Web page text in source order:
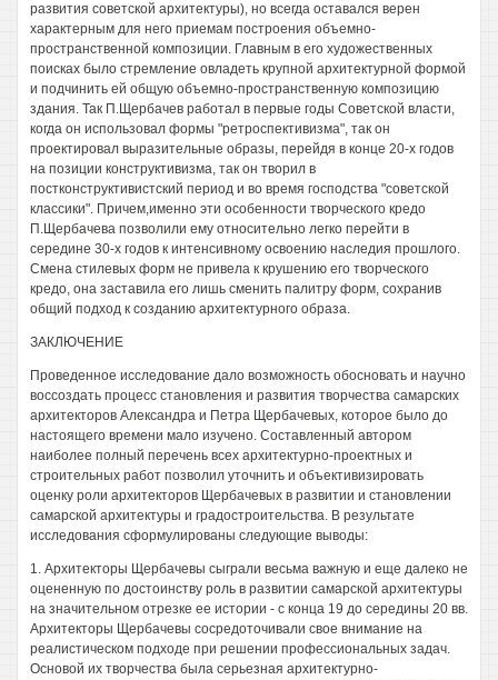
развития советской архитектуры), но всегда оставался верен
характерным для него приемам построения объемно-
пространственной композиции. Главным в его художественных
поисках было стремление овладеть крупной архитектурной формой
и подчинить ей общую объемно-пространственную композицию
здания. Так П.Щербачев работал в первые годы Советской власти,
когда он использовал формы "ретроспективизма", так он
проектировал выразительные образы, перейдя в конце 20-х годов
на позиции конструктивизма, так он творил в
постконструктивистский период и во время господства "советской
классики". Причем,именно эти особенности творческого кредо
П.Щербачева позволили ему относительно легко перейти в
середине 30-х годов к интенсивному освоению наследия прошлого.
Смена стилевых форм не привела к крушению его творческого
кредо, она заставила его лишь сменить палитру форм, сохранив
общий подход к созданию архитектурного образа.
ЗАКЛЮЧЕНИЕ
Проведенное исследование дало возможность обосновать и научно
воссоздать процесс становления и развития творчества самарских
архитекторов Александра и Петра Щербачевых, которое было до
настоящего времени мало изучено. Составленный автором
наиболее полный перечень всех архитектурно-проектных и
строительных работ позволил уточнить и объективизировать
оценку роли архитекторов Щербачевых в развитии и становлении
самарской архитектуры и градостроительства. В результате
исследования сформулированы следующие выводы:
1. Архитекторы Щербачевы сыграли весьма важную и еще далеко не
оцененную по достоинству роль в развитии самарской архитектуры
на значительном отрезке ее истории - с конца 19 до середины 20 вв.
Архитекторы Щербачевы сосредоточивали свое внимание на
реалистическом подходе при решении профессиональных задач.
Основой их творчества была серьезная архитектурно-